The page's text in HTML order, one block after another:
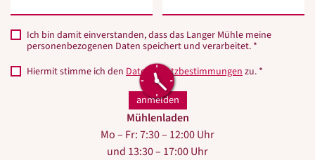
Ich bin damit einverstanden, dass das Langer Mühle meine
personenbezogenen Daten speichert und verarbeitet. *
Hiermit stimme ich den Datenschutzbestimmungen zu. *
Mühlenladen
Mo – Fr: 7:30 – 12:00 Uhr
und 13:30 – 17:00 Uhr